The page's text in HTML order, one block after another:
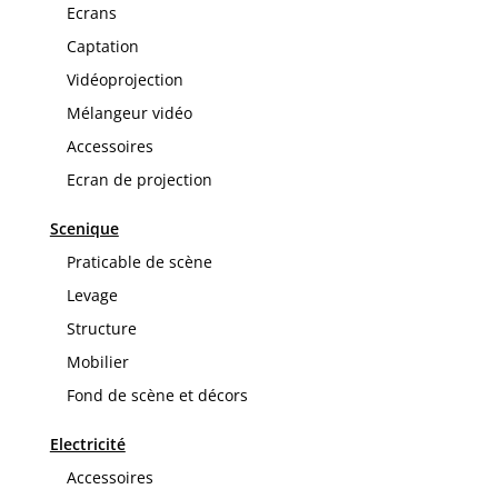
Ecrans
Captation
Vidéoprojection
Mélangeur vidéo
Accessoires
Ecran de projection
Scenique
Praticable de scène
Levage
Structure
Mobilier
Fond de scène et décors
Electricité
Accessoires